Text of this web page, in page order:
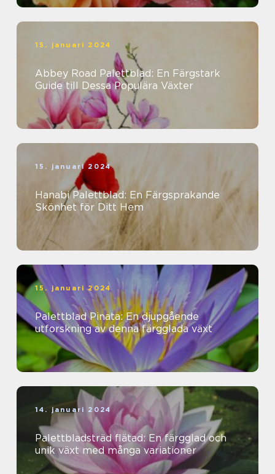
15. januari 2024
Abbey Road Palettblad: En Färgstark
Guide till Dessa Populära Växter
15. januari 2024
Hanabi Palettblad: En Färgsprakande
Skönhet för Ditt Hem
15. januari 2024
Palettblad Pinata: En djupgående
utforskning av denna färgglada växt
14. januari 2024
Palettbladsträd flätad: En färgglad och
unik växt med många variationer